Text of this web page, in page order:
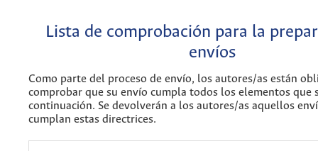
Lista de comprobación para la
envíos
Como parte del proceso de envío, los autores/as están
comprobar que su envío cumpla todos los elementos que
continuación. Se devolverán a los autores/as aquellos
cumplan estas directrices.